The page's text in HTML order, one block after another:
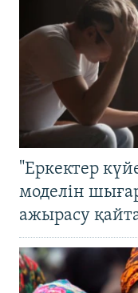
"Еркектер
моделін
ажырасу